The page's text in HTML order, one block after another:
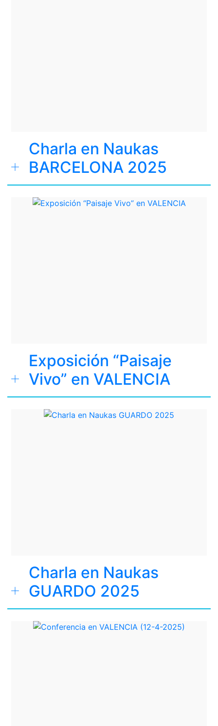
Charla en Naukas
BARCELONA 2025
Exposición “Paisaje
Vivo” en VALENCIA
Charla en Naukas
GUARDO 2025